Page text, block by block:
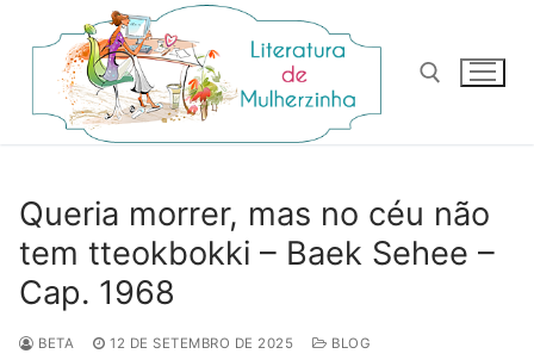
para
conteúdo
Queria morrer, mas no céu não
tem tteokbokki – Baek Sehee –
Cap. 1968
BETA 12 DE SETEMBRO DE 2025
BLOG